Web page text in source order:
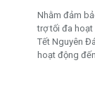
Nhằm đảm
trợ tối đa
Tết Nguyên
hoạt động